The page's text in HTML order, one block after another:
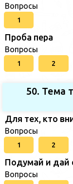
Вопросы
1
Проба пера
Вопросы
1 2
50. Тема
Для тех, кто
Вопросы
1 2
Подумай и дай
Вопросы